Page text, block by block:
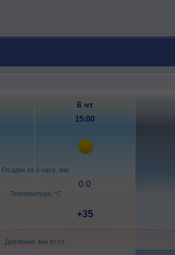
Осадки за 3 часа, мм
Температура, °C
Давление, мм рт.ст.
6 чт
15:00
0.0
+35